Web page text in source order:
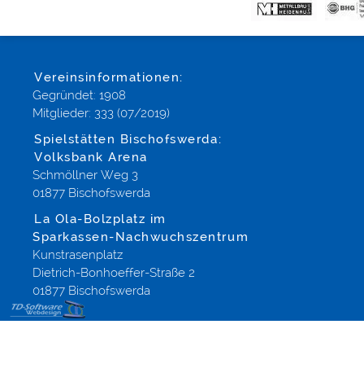
Vereinsinformationen:
Gegründet: 1908
Mitglieder: 333 (07/2019)
Spielstätten Bischofswerda:
Volksbank Arena
Schmöllner Weg 3
01877 Bischofswerda
La Ola-Bolzplatz im
Sparkassen-Nachwuchszentrum
Kunstrasenplatz
Dietrich-Bonhoeffer-Straße 2
01877 Bischofswerda